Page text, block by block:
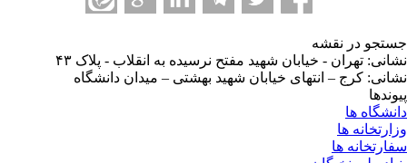
در نقشه
تهران - خیابان شهید مفتح نرسیده به انقلاب - پلاک ۴۳
کرج – انتهای خیابان شهید بهشتی – میدان دانشگاه
ها
ها
ها